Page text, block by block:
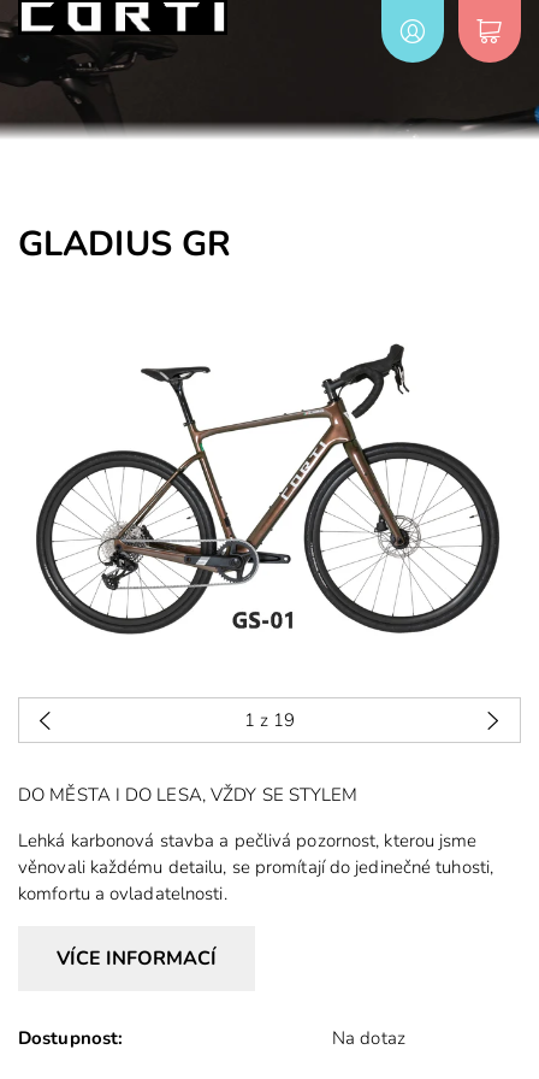
GLADIUS GR
DO MĚSTA I DO LESA, VŽDY SE STYLEM
Lehká karbonová stavba a pečlivá pozornost, kterou jsme
věnovali každému detailu, se promítají do jedinečné tuhosti,
komfortu a ovladatelnosti.
VÍCE INFORMACÍ
výkonu a stylu pro vaše dobrodružství S lehkým a tuhým
Dostupnost: Na dotaz
1 z 19